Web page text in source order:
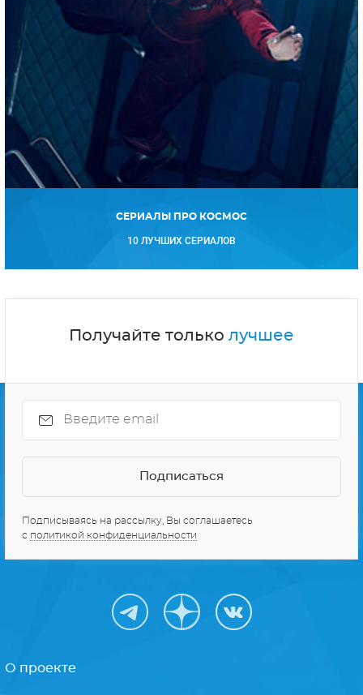
СЕРИАЛЫ ПРО КОСМОС
10 ЛУЧШИХ СЕРИАЛОВ
Получайте только лучшее
Подписываясь на рассылку, Вы соглашаетесь
с политикой конфиденциальности
О проекте